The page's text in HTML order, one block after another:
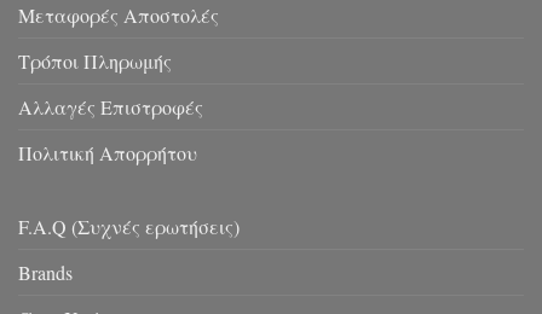
Μεταφορές Αποστολές
Τρόποι Πληρωμής
Αλλαγές Επιστροφές
Πολιτική Απορρήτου
F.A.Q (Συχνές ερωτήσεις)
Brands